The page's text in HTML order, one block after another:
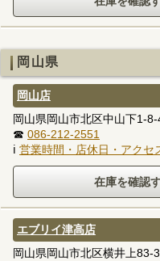
岡山県
岡山店
岡山県岡山市北区中山下1-
☎ 086-212-2551
ℹ 営業時間・店休日・アクセ
エブリイ津高店
岡山県岡山市北区横井上83-